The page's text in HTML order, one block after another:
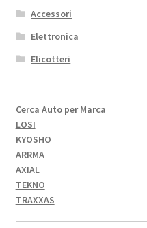
Accessori
Elettronica
Elicotteri
Cerca Auto per Marca
LOSI
KYOSHO
ARRMA
AXIAL
TEKNO
TRAXXAS